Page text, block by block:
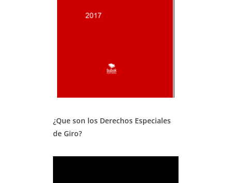
¿Que son los Derechos Especiales
de Giro?